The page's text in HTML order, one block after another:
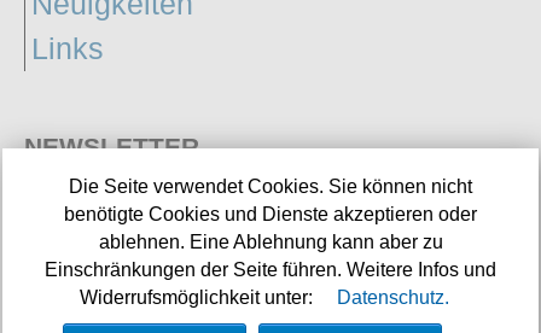
Links
NEWSLETTER
Angebote, Rabatte und Aktionen per E-Mail erhalten.
E-Mail:
Die Seite verwendet Cookies. Sie können nicht
benötigte Cookies und Dienste akzeptieren oder
ablehnen. Eine Ablehnung kann aber zu
Einschränkungen der Seite führen. Weitere Infos und
Widerrufsmöglichkeit unter:
Datenschutz.